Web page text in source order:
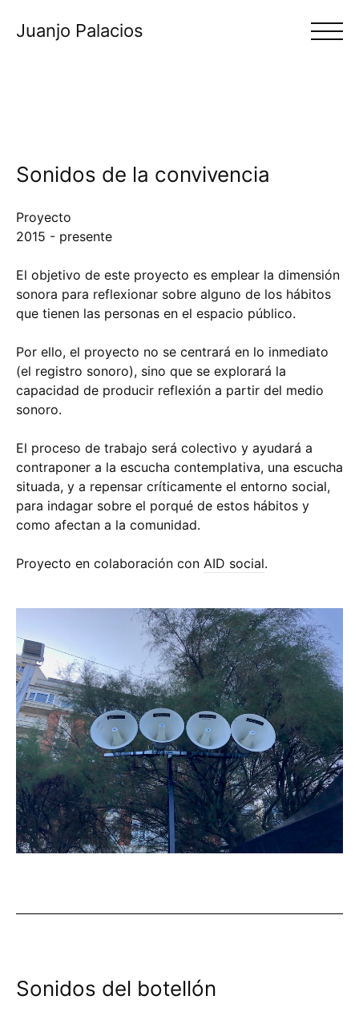
Juanjo Palacios
Sonidos de la convivencia
Proyecto
2015 - presente
El objetivo de este proyecto es emplear la dimensión
sonora para reflexionar sobre alguno de los hábitos
que tienen las personas en el espacio público.
Por ello, el proyecto no se centrará en lo inmediato
(el registro sonoro), sino que se explorará la
capacidad de producir reflexión a partir del medio
sonoro.
El proceso de trabajo será colectivo y ayudará a
contraponer a la escucha contemplativa, una escucha
situada, y a repensar críticamente el entorno social,
para indagar sobre el porqué de estos hábitos y
como afectan a la comunidad.
Proyecto en colaboración con AID social.
Sonidos del botellón